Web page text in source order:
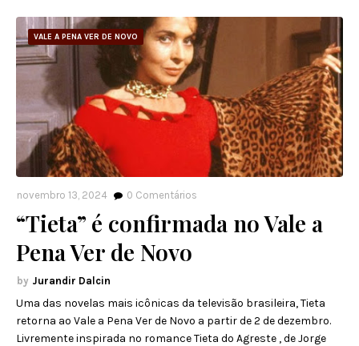
VALE A PENA VER DE NOVO
novembro 13, 2024 0 Comentários
“Tieta” é confirmada no Vale a
Pena Ver de Novo
Jurandir Dalcin
Uma das novelas mais icônicas da televisão brasileira, Tieta
retorna ao Vale a Pena Ver de Novo a partir de 2 de dezembro.
Livremente inspirada no romance Tieta do Agreste , de Jorge